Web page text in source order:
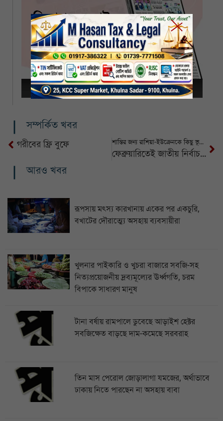
সম্পর্কিত খবর
গরীবের ফ্রি বুফে শান্তির জন্য রাশিয়া-ইউক্রেনকে কিছু ভূখণ্ড ছাড় দিতে হবে: মার্কিন পররাষ্ট্রমন্ত্রী
ফেব্রুয়ারিতেই জাতীয় নির্বাচন, পেছানোর সুযোগ নেই: আসিফ নজরুল
আরও খবর
রূপসায় মৎস্য কারখানায় একের পর একচুরি,
বখাটের দৌরাত্ম্যে অসহায় ব্যবসায়ীরা
খুলনার পাইকারি ও খুচরা বাজারে সবজি-সহ
নিত্যপ্রয়োজনীয় দ্রব্যমূল্যের ঊর্ধ্বগতি, চরম
বিপাকে সাধারণ মানুষ
টানা বর্ষায় রামপালে ডুবেছে আড়াইশ হেক্টর
সবজিক্ষেত বাড়ছে দাম-কমেছে সরবরাহ
তিন মাস পেরোল জোড়ালাগা যমজের, অর্থাভাবে
ঢাকায় নিতে পারছেন না অসহায় বাবা